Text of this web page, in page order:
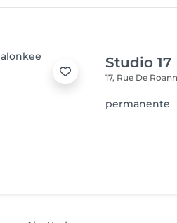
Studio 17
17, Rue De
permanente